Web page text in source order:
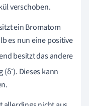
verschoben.
ein Bromatom
es nun eine positive
besitzt das andere
(δ-). Dieses kann